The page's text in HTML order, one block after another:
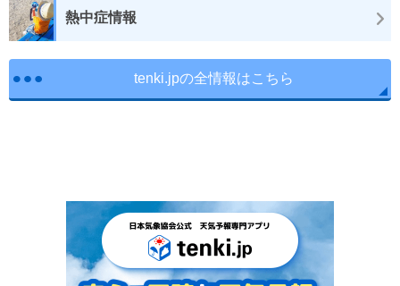
熱中症情報
tenki.jpの全情報はこちら